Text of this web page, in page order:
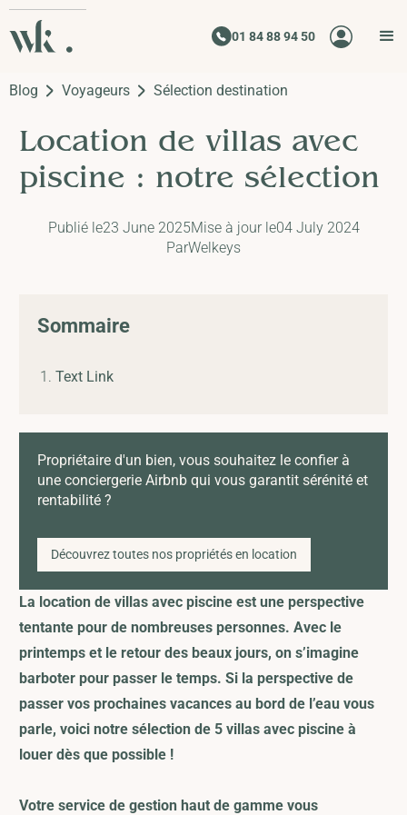
01 84 88 94 50
Blog Voyageurs Sélection destination
Location de villas avec
piscine : notre sélection
Publié le23 June 2025Mise à jour le04 July 2024
ParWelkeys
Sommaire
Text Link
Propriétaire d'un bien, vous souhaitez le confier à
une conciergerie Airbnb qui vous garantit sérénité et
rentabilité ?
Découvrez toutes nos propriétés en location
La location de villas avec piscine est une perspective
tentante pour de nombreuses personnes. Avec le
printemps et le retour des beaux jours, on s’imagine
barboter pour passer le temps. Si la perspective de
passer vos prochaines vacances au bord de l’eau vous
parle, voici notre sélection de 5 villas avec piscine à
louer dès que possible !
Votreservice de gestion haut de gamme vous